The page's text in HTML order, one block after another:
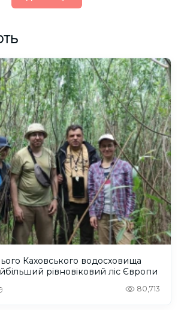
Каховського водосховища
рівновіковий ліс Європи
80,713